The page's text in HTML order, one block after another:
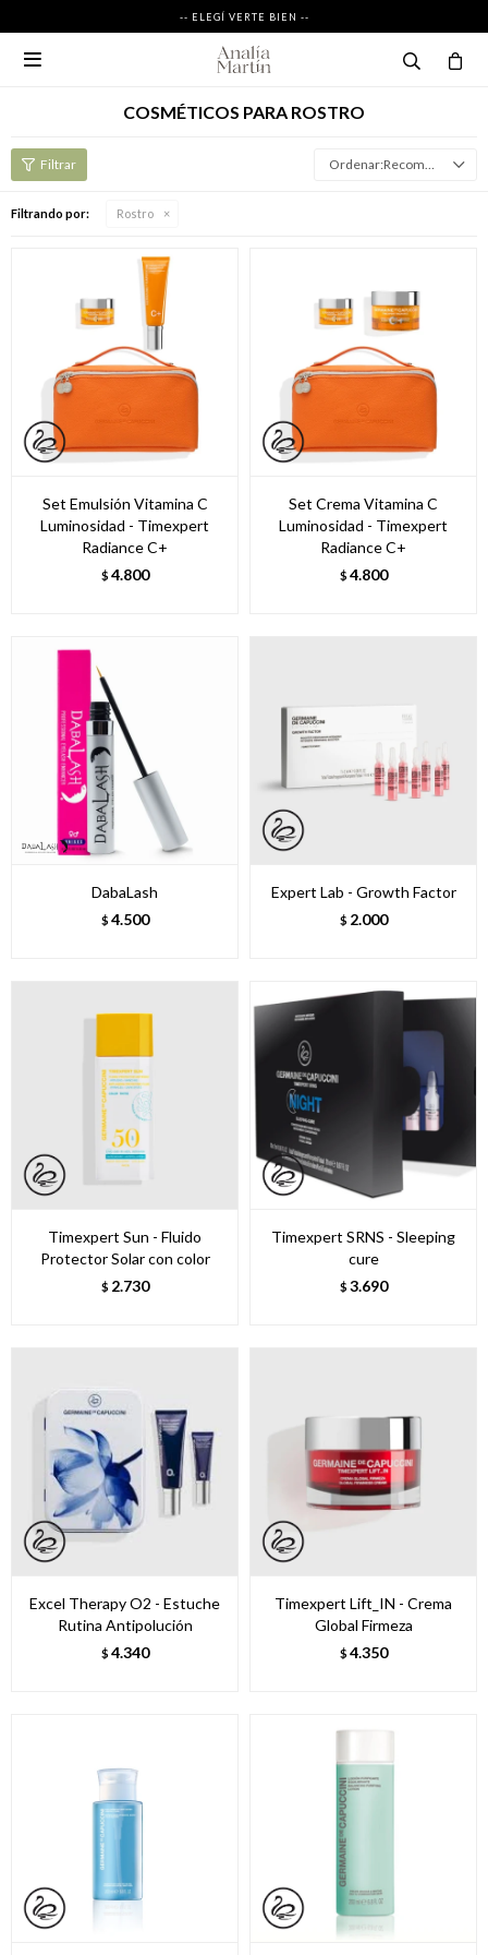
-- ELEGÍ VERTE BIEN --

COSMÉTICOS PARA ROSTRO
Recomendados
Filtrando por: Rostro
Set Emulsión Vitamina C
Luminosidad - Timexpert
Radiance C+
$ 4.800
Set Crema Vitamina C
Luminosidad - Timexpert
Radiance C+
$ 4.800
DabaLash
$ 4.500
Expert Lab - Growth Factor
$ 2.000
Timexpert Sun - Fluido
Protector Solar con color
$ 2.730
Timexpert SRNS - Sleeping
cure
$ 3.690
Excel Therapy O2 - Estuche
Rutina Antipolución
$ 4.340
Timexpert Lift_IN - Crema
Global Firmeza
$ 4.350